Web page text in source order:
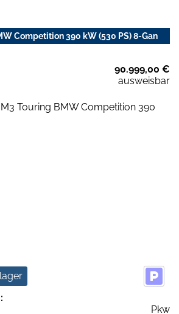
Competition 390 kW (530 PS) 8-Gan
90.999,00 €
ausweisbar
Pkw